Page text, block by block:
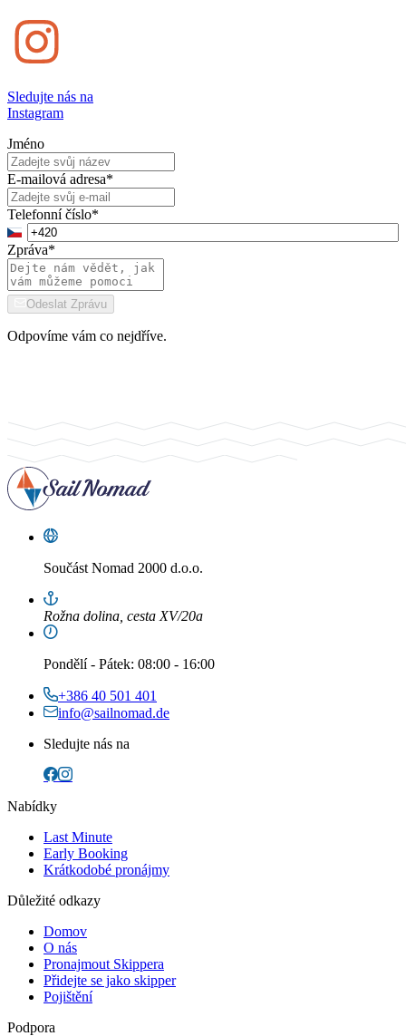
Sledujte nás na
Instagram
Jméno
E-mailová adresa*
Telefonní číslo*
Zpráva*
Odeslat Zprávu
Odpovíme vám co nejdříve.
Součást Nomad 2000 d.o.o.
Rožna dolina, cesta XV/20a
Pondělí- Pátek: 08:00 - 16:00
+386 40 501 401
info@sailnomad.de
Sledujte nás na
Nabídky
Last Minute
Early Booking
Krátkodobé pronájmy
Důležité odkazy
Domov
O nás
Pronajmout Skippera
Přidejte se jako skipper
Pojištění
Podpora